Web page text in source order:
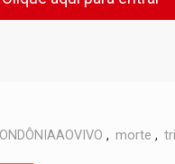
, morte ,